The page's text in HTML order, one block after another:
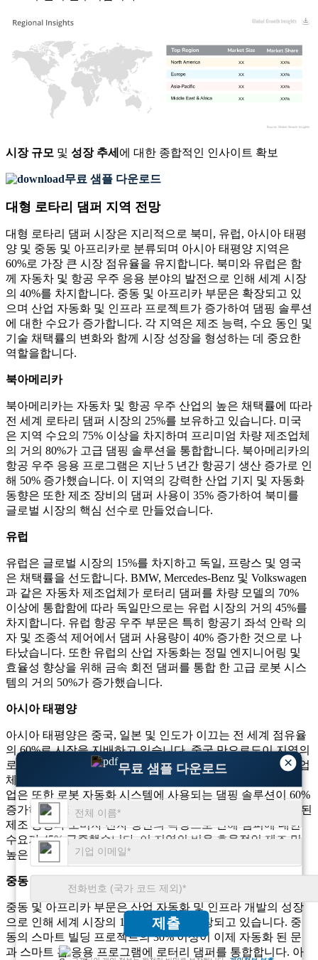
×
무료 샘플 다운로드
제출
XX%
XX
XX%
XX
XX%
XX
XX%
XX
시장 규모 및 성장 추세 에 대한 종합적인 인사이트 확보
무료 샘플 다운로드
대형 로타리 댐퍼 지역 전망
대형 로타리 댐퍼 시장은 지리적으로 북미, 유럽, 아시아 태평
양 및 중동 및 아프리카로 분류되며 아시아 태평양 지역은
60%로 가장 큰 시장 점유율을 유지합니다. 북미와 유럽은 함
께 자동차 및 항공 우주 응용 분야의 발전으로 인해 세계 시장
의 40%를 차지합니다. 중동 및 아프리카 부문은 확장되고 있
으며 산업 자동화 및 인프라 프로젝트가 증가하여 댐핑 솔루션
에 대한 수요가 증가합니다. 각 지역은 제조 능력, 수요 동인 및
기술 채택률의 변화와 함께 시장 성장을 형성하는 데 중요한
역할을합니다.
북아메리카
북아메리카는 자동차 및 항공 우주 산업의 높은 채택률에 따라
전 세계 로타리 댐퍼 시장의 25%를 보유하고 있습니다. 미국
은 지역 수요의 75% 이상을 차지하며 프리미엄 차량 제조업체
의 거의 80%가 고급 댐핑 솔루션을 통합합니다. 북아메리카의
항공 우주 응용 프로그램은 지난 5 년간 항공기 생산 증가로 인
해 50% 증가했습니다. 이 지역의 강력한 산업 기지 및 자동화
동향은 또한 제조 장비의 댐퍼 사용이 35% 증가하여 북미를
글로벌 시장의 핵심 선수로 만들었습니다.
유럽
유럽은 글로벌 시장의 15%를 차지하고 독일, 프랑스 및 영국
은 채택률을 선도합니다. BMW, Mercedes-Benz 및 Volkswagen
과 같은 자동차 제조업체가 로터리 댐퍼를 차량 모델의 ​​70%
이상에 통합함에 따라 독일만으로는 유럽 시장의 거의 45%를
차지합니다. 유럽 ​​항공 우주 부문은 특히 항공기 좌석 안락 의
자 및 조종석 제어에서 댐퍼 사용량이 40% 증가한 것으로 나
타났습니다. 또한 유럽의 산업 자동화는 정밀 엔지니어링 및
효율성 향상을 위해 금속 회전 댐퍼를 통합 한 고급 로봇 시스
템의 거의 50%가 증가했습니다.
아시아 태평양
아시아 태평양은 중국, 일본 및 인도가 이끄는 전 세계 점유율
의 60%로 시장을 지배하고 있습니다. 중국 만으로도이 지역의
로타리 댐퍼 생산량의 거의 50%를 차지하며 현지 차량 제조업
체의 70% 이상이 댐퍼를 모델에 통합합니다. 일본의 로봇 산
업은 또한 로봇 자동화 시스템에 사용되는 댐핑 솔루션이 60%
증가하여 수요를 주도했습니다. 인도의 산업 부문은 자동화 된
제조 공장과 소비자 전자 생산의 확장으로 인해 댐퍼에 대한
수요가 45% 급증했습니다. 이 지역의 비용 효율적인 제조 및
높은 수요는 로타리 댐퍼 생산의 주요 허브로 위치합니다.
중동 및 아프리카
중동 및 아프리카 부문은 산업 자동화 및 인프라 개발의 성장
으로 인해 세계 시장의 10% 점유율로 확장되고 있습니다. 중
동의 스마트 빌딩 프로젝트의 30% 이상이 이제 자동화 된 문
과 스마트 홈 응용 프로그램에 로터리 댐퍼를 통합합니다. 아